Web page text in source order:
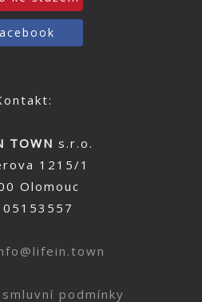
TOWN s.r.o.
1215/1
Olomouc
05153557
podmínky